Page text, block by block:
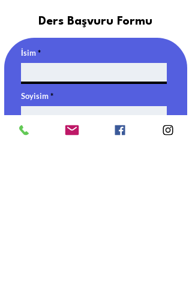
Ders Başvuru Formu
İsim
Soyisim
Email